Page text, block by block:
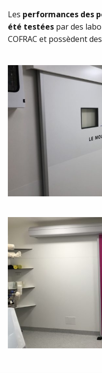
Les performances des
été testées par des
COFRAC et possèdent